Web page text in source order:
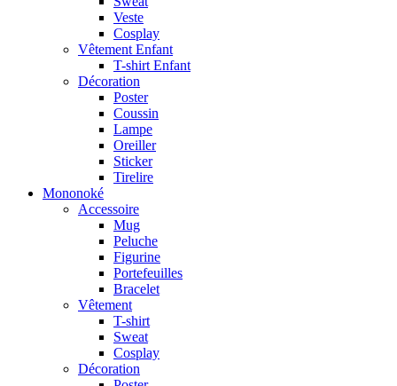
Veste
Cosplay
Vêtement Enfant
T-shirt Enfant
Décoration
Poster
Coussin
Lampe
Oreiller
Sticker
Tirelire
Mononoké
Accessoire
Mug
Peluche
Figurine
Portefeuilles
Bracelet
Vêtement
T-shirt
Sweat
Cosplay
Décoration